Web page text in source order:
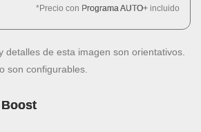
*Precio con Programa AUTO+ incluido
detalles de esta imagen son orientativos.
son configurables.
Boost